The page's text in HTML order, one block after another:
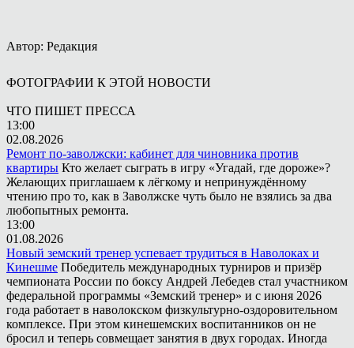
Автор: Редакция
ФОТОГРАФИИ К ЭТОЙ НОВОСТИ
ЧТО ПИШЕТ ПРЕССА
13:00
02.08.2026
Ремонт по-заволжски: кабинет для чиновника против
квартиры Кто желает сыграть в игру «Угадай, где дороже»?
Желающих приглашаем к лёгкому и непринуждённому
чтению про то, как в Заволжске чуть было не взялись за два
любопытных ремонта.
13:00
01.08.2026
Новый земский тренер успевает трудиться в Наволоках и
Кинешме Победитель международных турниров и призёр
чемпионата России по боксу Андрей Лебедев стал участником
федеральной программы «Земский тренер» и с июня 2026
года работает в наволокском физкультурно-оздоровительном
комплексе. При этом кинешемских воспитанников он не
бросил и теперь совмещает занятия в двух городах. Иногда